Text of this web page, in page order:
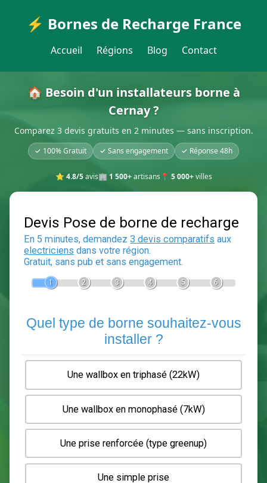
⚡ Bornes de Recharge France
Accueil Régions Blog Contact
🏠 Besoin d'un installateurs borne à
Cernay ?
Comparez 3 devis gratuits en 2 minutes — sans inscription.
✓ 100% Gratuit ✓ Sans engagement ✓ Réponse 48h
⭐ 4.8/5avis🏢 1 500+artisans 📍 5 000+villes
Devis Pose de borne de
En 5 minutes, demandez3 devis comparatifs
Gratuit, sans pub et sans engagement.
2 3 6
Quel type de borne souhaitez-
installer ?
Une wallbox en triphasé (22kW)